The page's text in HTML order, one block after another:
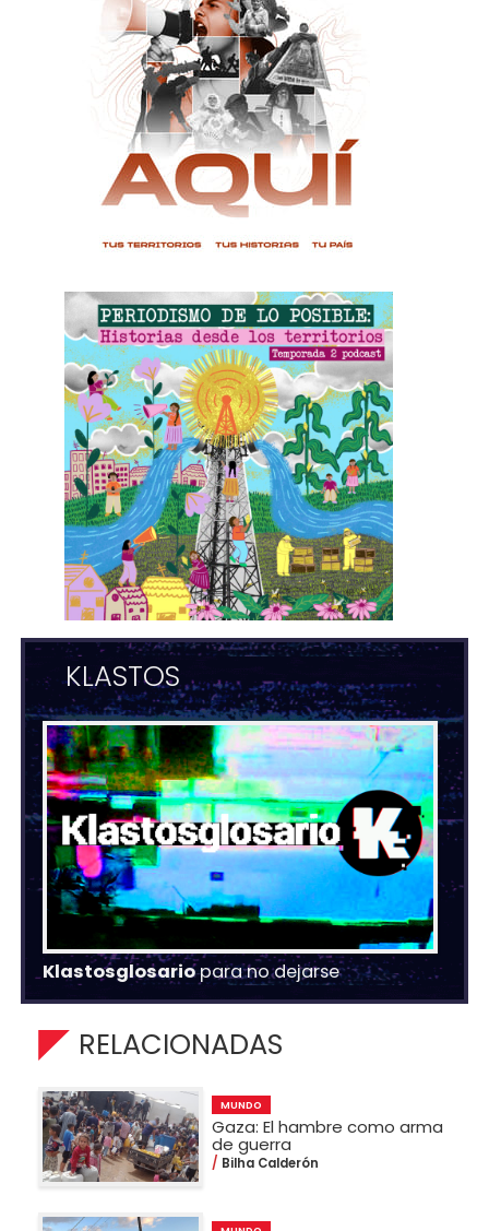
KLASTOS
Klastosglosariopara no dejarse
RELACIONADAS
MUNDO
Gaza: El hambre como arma
de guerra
Bilha Calderón